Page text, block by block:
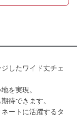
したワイド丈チェ
を実現。
待できます。
ートに活躍するタ